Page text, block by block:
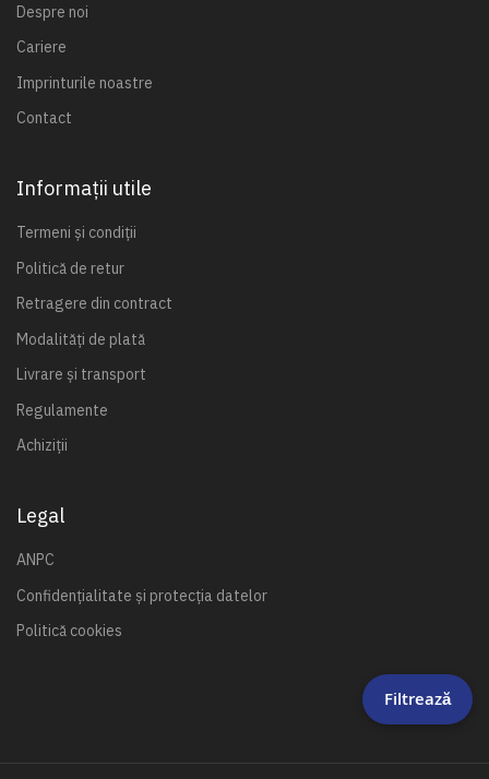
Despre noi
Cariere
Imprinturile noastre
Contact
Informații utile
Termeni și condiții
Politică de retur
Retragere din contract
Modalități de plată
Livrare și transport
Regulamente
Achiziții
Legal
ANPC
Confidențialitate și protecția datelor
Politică cookies
Filtrează